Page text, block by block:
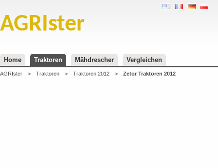
AGRIster
Home Traktoren Mähdrescher Vergleichen
AGRIster > Traktoren > Traktoren 2012 > Zetor Traktoren 2012